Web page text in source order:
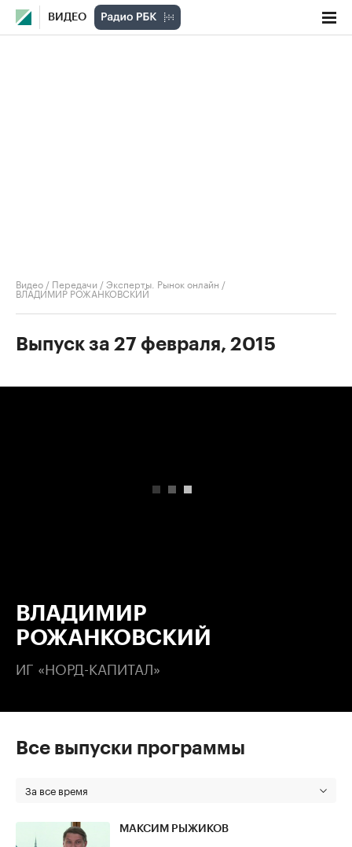
ВИДЕО
Видео / Передачи /Эксперты. Рынок онлайн /
ВЛАДИМИР РОЖАНКОВСКИЙ
Выпуск за 27 февраля, 2015
ВЛАДИМИР
РОЖАНКОВСКИЙ
ИГ «НОРД-КАПИТАЛ»
Все выпуски программы
За все время
МАКСИМ РЫЖИКОВ